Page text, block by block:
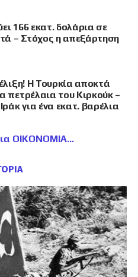
166 εκατ. δολάρια σε
– Στόχος η απεξάρτηση
Η Τουρκία αποκτά
πετρέλαια του Κιρκούκ –
για ένα εκατ. βαρέλια
ΟΙΚΟΝΟΜΙΑ